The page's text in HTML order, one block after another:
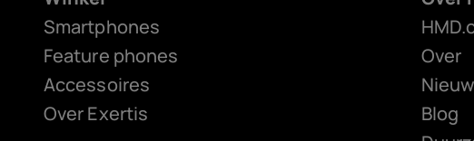
Smartphones
Feature phones
Accessoires
Over Exertis
Over
Blog